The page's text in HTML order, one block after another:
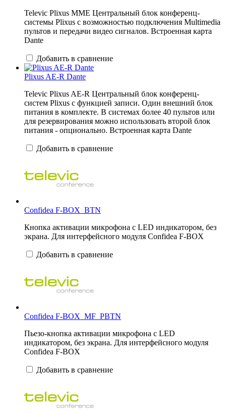
Televic Plixus MME Центральный блок конференц-
системы Plixus с возможностью подключения Multimedia
пультов и передачи видео сигналов. Встроенная карта
Dante
Добавить в сравнение
Plixus AE-R Dante
Televic Plixus AE-R Центральный блок конференц-
систем Plixus с функцией записи. Один внешний блок
питания в комплекте. В системах более 40 пультов или
для резервирования можно использовать второй блок
питания - опционально. Встроенная карта Dante
Добавить в сравнение
Confidea F-BOX_BTN
Кнопка активации микрофона с LED индикатором, без
экрана. Для интерфейсного модуля Confidea F-BOX
Добавить в сравнение
Confidea F-BOX_MF_PBTN
Пьезо-кнопка активации микрофона с LED
индикатором, без экрана. Для интерфейсного модуля
Confidea F-BOX
Добавить в сравнение